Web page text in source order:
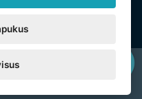
All rights reserved.